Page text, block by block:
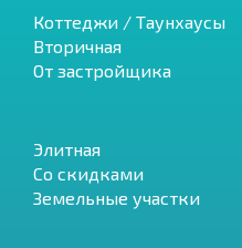
Коттеджи / Таунхаусы
Вторичная
От застройщика
Элитная
Со скидками
Земельные участки